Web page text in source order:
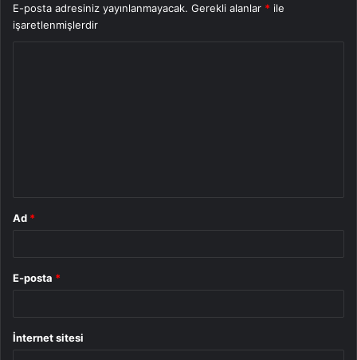
E-posta adresiniz yayınlanmayacak. Gerekli alanlar * ile
işaretlenmişlerdir
Ad *
E-posta *
İnternet sitesi